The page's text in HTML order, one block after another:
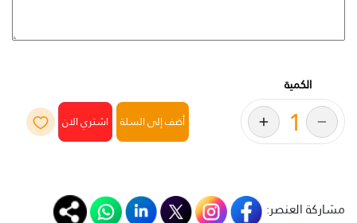
الكمية
أضف إلى السلة
مشاركة العنصر: